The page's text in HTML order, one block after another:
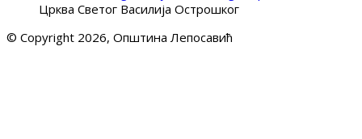
Црква Светог Василија Острошког
© Copyright 2026, Општина Лепосавић